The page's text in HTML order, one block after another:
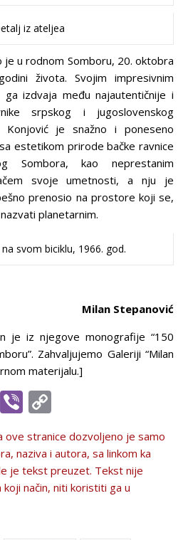
iz ateljea
je u rodnom Somboru, 20. oktobra
života. Svojim impresivnim
ga izdvaja među najautentičnije i
srpskog i jugoslovenskog
je snažno i poneseno
estetikom prirode bačke ravnice
Sombora, kao neprestanim
svoje umetnosti, a nju je
prenosio na prostore koji se,
planetarnim.
svom biciklu, 1966. god.
Milan Stepanović
je iz njegove monografije “150
Zahvaljujemo Galeriji “Milan
materijalu.]
WhatsApp
Viber
Link
ove stranice dozvolјeno je samo
naziva i autora, sa linkom ka
je tekst preuzet. Tekst nije
način, niti koristiti ga u